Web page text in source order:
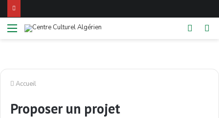
Menu
Switch
Accueil
Proposer un projet